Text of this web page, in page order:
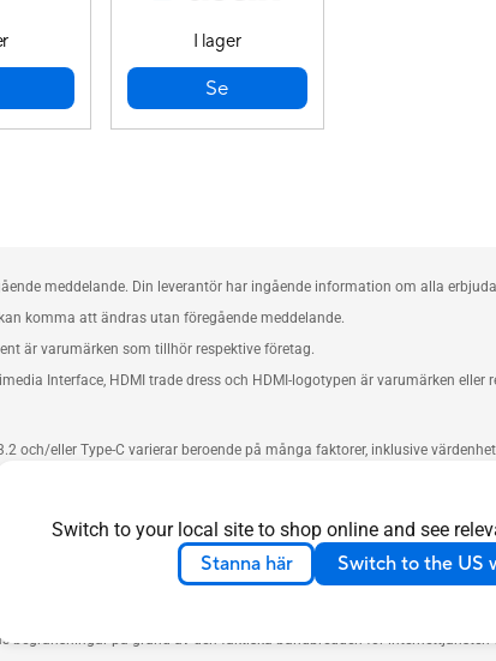
Switch to your local site to shop online and see
Stanna här Switch to the US
I lager
Se
meddelande. Din leverantör har ingående information om alla
komma att ändras utan föregående meddelande.
är varumärken som tillhör respektive företag.
Interface, HDMI trade dress och HDMI-logotypen är varumärken
och/eller Type-C varierar beroende på många faktorer, inklusive
varierar beroende på nätverksförhållanden och miljöfaktorer,
täckning.
aktuella IEEE 802.11ac-specifikationer. Den faktiska prestandan kan
för bästa resultat.
router och är inte tillgängligt i AiMesh-läge.
begränsningar på grund av den faktiska bandbredden för